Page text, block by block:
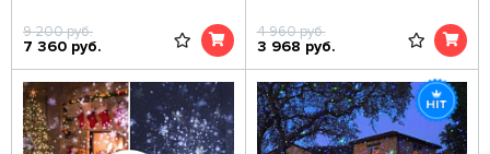
9 200руб.
7 360 руб.
4 960руб.
3 968 руб.